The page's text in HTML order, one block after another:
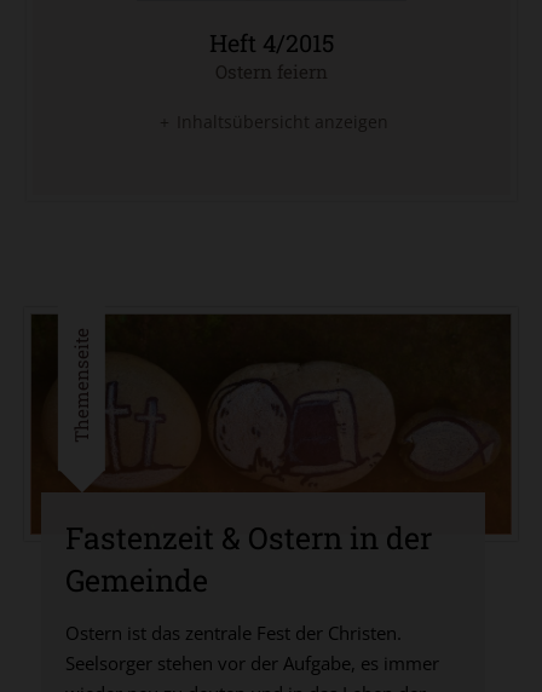
Heft 4/2015
:
Ostern feiern
Inhaltsübersicht anzeigen
Themenseite
Fastenzeit & Ostern in der
Gemeinde
Ostern ist das zentrale Fest der Christen.
Seelsorger stehen vor der Aufgabe, es immer